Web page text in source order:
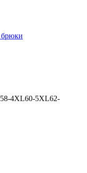
58-4XL60-5XL62-